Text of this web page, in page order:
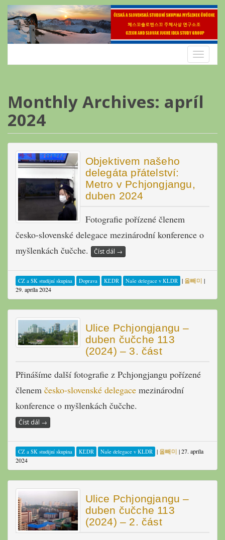
Skip
content
Toggle
Monthly Archives: apríl
2024
Objektivem našeho
delegáta přátelství:
Metro v Pchjongjangu,
duben 2024
Fotografie pořízené členem
česko-slovenské delegace mezinárodní konference o
myšlenkách čučche.
Číst dál →
CZ a SK studijní skupina Doprava KĽDR Naše delegace v KLDR | 올빼미 |
29. apríla 2024
Ulice Pchjongjangu –
duben čučche 113
(2024) – 3. část
Přinášíme další fotografie z Pchjongjangu pořízené
členem česko-slovenské delegace mezinárodní
konference o myšlenkách čučche.
Číst dál →
CZ a SK studijní skupina KĽDR Naše delegace v KLDR | 올빼미 |27. apríla
2024
Ulice Pchjongjangu –
duben čučche 113
(2024) – 2. část